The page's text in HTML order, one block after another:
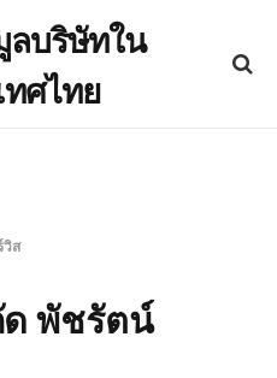
บริษัทใน
ทศไทย
วิส
พัชรัตน์